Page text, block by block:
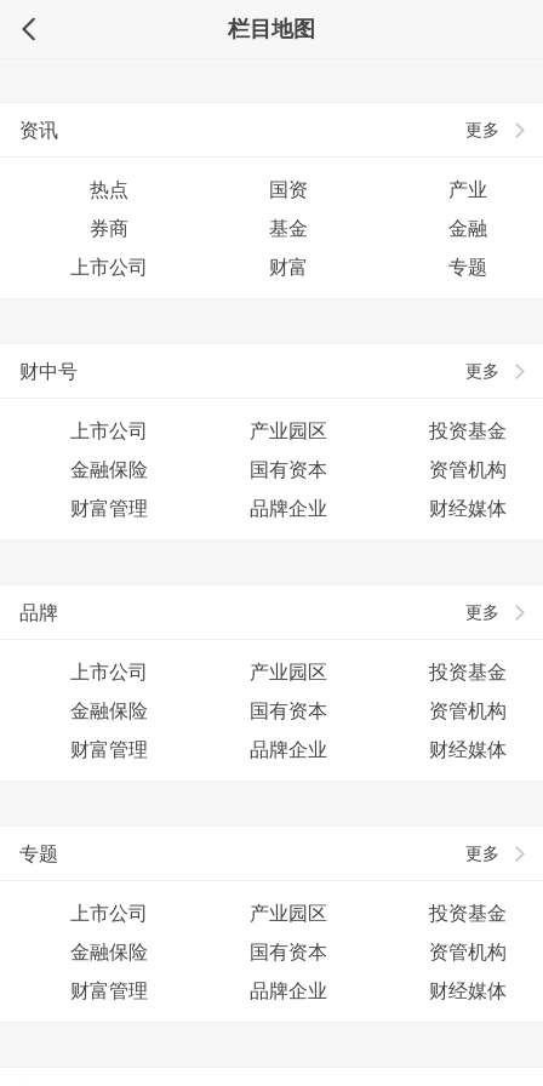
栏目地图
更多
资讯
热点 国资
产业
券商
基金
金融
上市公司
财富 专题
更多
财中号
上市公司 产业园区
投资基金
金融保险
国有资本
资管机构
财富管理
品牌企业 财经媒体
更多
品牌
上市公司 产业园区
投资基金
金融保险
国有资本
资管机构
财富管理
品牌企业 财经媒体
更多
专题
上市公司 产业园区
投资基金
金融保险
国有资本
资管机构
财富管理
品牌企业 财经媒体